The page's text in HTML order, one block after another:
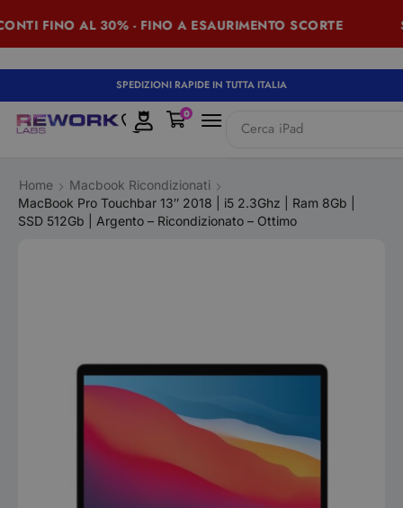
FINO AL 30% - FINO A ESAURIMENTO SCORTE
SPEDIZIONI RAPIDE IN TUTTA ITALIA
Cerca iPad
0
Home
Macbook Ricondizionati
MacBook Pro Touchbar 13″ 2018 | i5 2.3Ghz | Ram 8Gb |
SSD 512Gb | Argento – Ricondizionato – Ottimo